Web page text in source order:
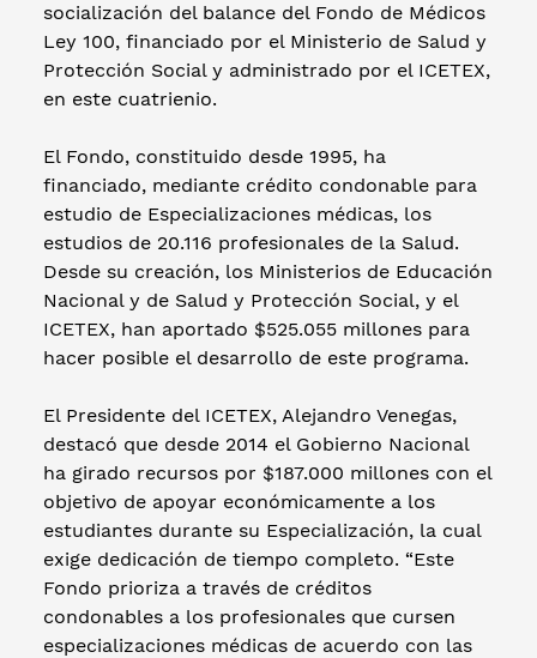
socialización del balance del Fondo de Médicos
Ley 100, financiado por el Ministerio de Salud y
Protección Social y administrado por el ICETEX,
en este cuatrienio.
El Fondo, constituido desde 1995, ha
financiado, mediante crédito condonable para
estudio de Especializaciones médicas, los
estudios de 20.116 profesionales de la Salud.
Desde su creación, los Ministerios de Educación
Nacional y de Salud y Protección Social, y el
ICETEX, han aportado $525.055 millones para
hacer posible el desarrollo de este programa.
El Presidente del ICETEX, Alejandro Venegas,
destacó que desde 2014 el Gobierno Nacional
ha girado recursos por $187.000 millones con el
objetivo de apoyar económicamente a los
estudiantes durante su Especialización, la cual
exige dedicación de tiempo completo. “Este
Fondo prioriza a través de créditos
condonables a los profesionales que cursen
especializaciones médicas de acuerdo con las